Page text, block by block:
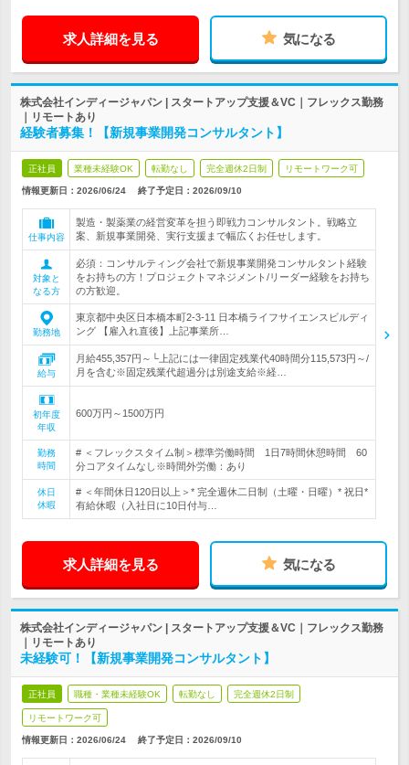
求人詳細を見る 気になる
株式会社インディージャパン | スタートアップ支援＆VC｜フレックス勤務
｜リモートあり
経験者募集！【新規事業開発コンサルタント】
正社員 業種未経験OK 転勤なし 完全週休2日制 リモートワーク可
情報更新日：2026/06/24 終了予定日： 2026/09/10
仕事内容
製造・製薬業の経営変革を担う即戦力コンサルタント。戦略立
案、新規事業開発、実行支援まで幅広くお任せします。
対象と
なる方
必須：コンサルティング会社で新規事業開発コンサルタント経験
をお持ちの方！プロジェクトマネジメント/リーダー経験をお持ち
の方歓迎。
勤務地
東京都中央区日本橋本町2-3-11 日本橋ライフサイエンスビルディ
ング 【雇入れ直後】上記事業所…
給与
月給455,357円～└上記には一律固定残業代40時間分115,573円～/
月を含む※固定残業代超過分は別途支給※経…
初年度
年収
600万円～1500万円
勤務
時間
# ＜フレックスタイム制＞標準労働時間 1日7時間休憩時間 60
分コアタイムなし※時間外労働：あり
休日
休暇
# ＜年間休日120日以上＞* 完全週休二日制（土曜・日曜）* 祝日*
有給休暇（入社日に10日付与…
求人詳細を見る 気になる
株式会社インディージャパン | スタートアップ支援＆VC｜フレックス勤務
｜リモートあり
未経験可！【新規事業開発コンサルタント】
正社員 職種・業種未経験OK 転勤なし 完全週休2日制
リモートワーク可
情報更新日：2026/06/24 終了予定日： 2026/09/10